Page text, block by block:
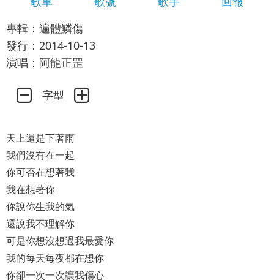
專輯：遍體鱗傷
發行：2014-10-13
演唱：阿龍正罡
字型
天上還是下著雨
我們沒有在一起
你可否在想著我
我在想著你
你說你生我的氣
還說我不理解你
可是你想沒想過我最愛你
我的每天每夜都在想你
你卻一次一次讓我傷心